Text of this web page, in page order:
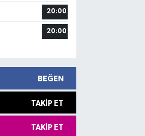
20:00
20:00
BEĞEN
TAKIP ET
TAKIP ET